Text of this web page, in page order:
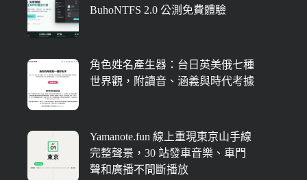
BuhoNTFS 2.0 公測免費體驗
角色姓名產生器：台日英美俄七種
世界觀，附讀音、涵義與時代考據
Yamanote.fun 線上重現東京山手線
完整聲景，30 站發車音樂、車門
聲和廣播不間斷播放